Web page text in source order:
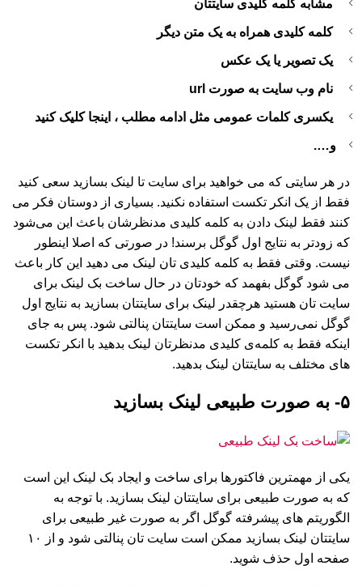
مشابه کلمه کلیدی سایتتان
کلمه کلیدی همراه به یک متن دیگر
یک تصویر یا یک عکس
نام وب سایت به صورت url
یکسری کلمات عمومی مثل ادامه مطلب ، اینجا کلیک کنید
و….
در هر سایتی که می خواهید برای سایت تا لینک بسازید سعی کنید
فقط از یک انکر تکست استفاده نکنید. بسیاری از دوستان فکر می
کنند فقط لینک دادن به کلمه کلیدی مدنظرشان باعث این می‌شود
که زودتر به نتایج اول گوگل برسند! در صورتی که اصلا اینطور
نیست. وقتی فقط به کلمه کلیدی تان لینک می دهید این کار باعث
می شود گوگل بفهمد که خودتان در حال ساخت بک لینک برای
سایت تان هستید هرچقدر لینک برای سایتتان بسازید به نتایج اول
گوگل نمی‌رسید و ممکن است سایتتان پنالتی شود. پس به جای
اینکه فقط به کلمه‌ی کلیدی مدنظرتان لینک بدهید با انکر تکست
های مختلف به سایتتان لینک بدهید.
۵- به صورت طبیعی لینک بسازید
یکی از مهمترین فاکتورها برای ساخت و ایجاد بک لینک این است
که به صورت طبیعی برای سایتتان لینک بسازید. با توجه به
الگوریتم های پیشرفته گوگل اگر به صورت غیر طبیعی برای
سایتتان لینک بسازید ممکن است سایت تان پنالتی شود و از ۱۰
صفحه اول حذف شوید.